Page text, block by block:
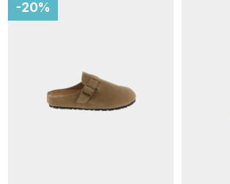
-20%